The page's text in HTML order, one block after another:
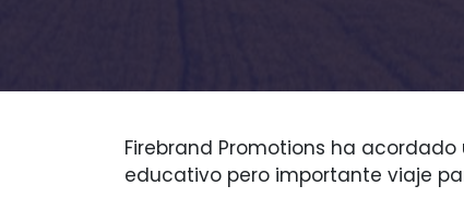
Firebrand Promotions ha
educativo pero importante viaje